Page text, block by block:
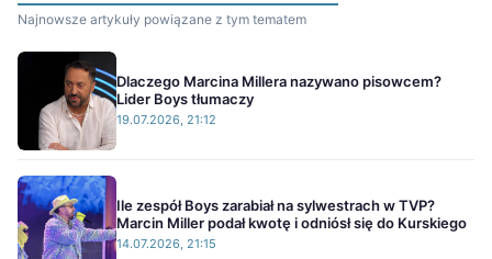
Najnowsze artykuły powiązane z tym tematem
Dlaczego Marcina Millera nazywano pisowcem?
Lider Boys tłumaczy
19.07.2026, 21:12
Ile zespół Boys zarabiał na sylwestrach w TVP?
Marcin Miller podał kwotę i odniósł się do Kurskiego
14.07.2026, 21:15